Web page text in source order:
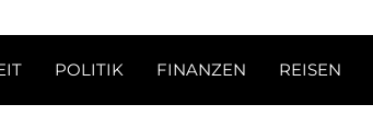
POLITIK FINANZEN REISEN